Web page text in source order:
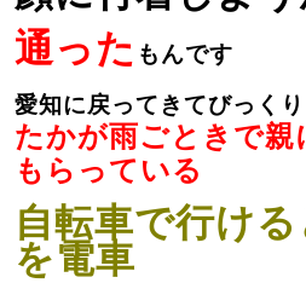
通った もんです
愛知に戻ってきてびっくり
たかが雨ごときで親
もらっている
自転車で行け
を電車